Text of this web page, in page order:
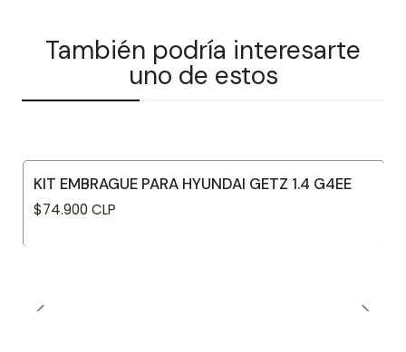
También podría interesarte
uno de estos
KIT EMBRAGUE PARA HYUNDAI GETZ 1.4 G4EE
$74.900 CLP